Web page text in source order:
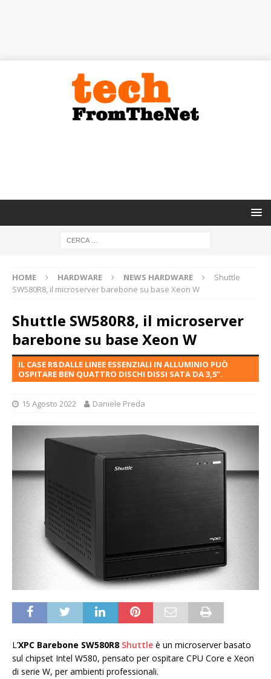
HOME HARDWARE NEWS HARDWARE
Shuttle
SW580R8, il microserver barebone su base Xeon W
Shuttle SW580R8, il microserver
barebone su base Xeon W
IL CASE R8 DALLE LINEE ESSENZIALI IN ALLUMINIO PUÒ
OSPITARE BEN QUATTRO DISCHI DISSI SATA DA 3,5”.
15 Agosto 2022 Daniele Preda
L’XPC Barebone SW580R8 Shuttle è un microserver basato
sul chipset Intel W580, pensato per ospitare CPU Core e Xeon
di serie W, per ambienti professionali.